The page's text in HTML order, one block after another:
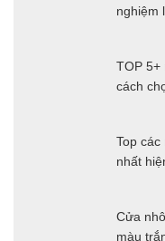
nghiệm
TOP 5+
cách
Top
nhất
Cửa
màu